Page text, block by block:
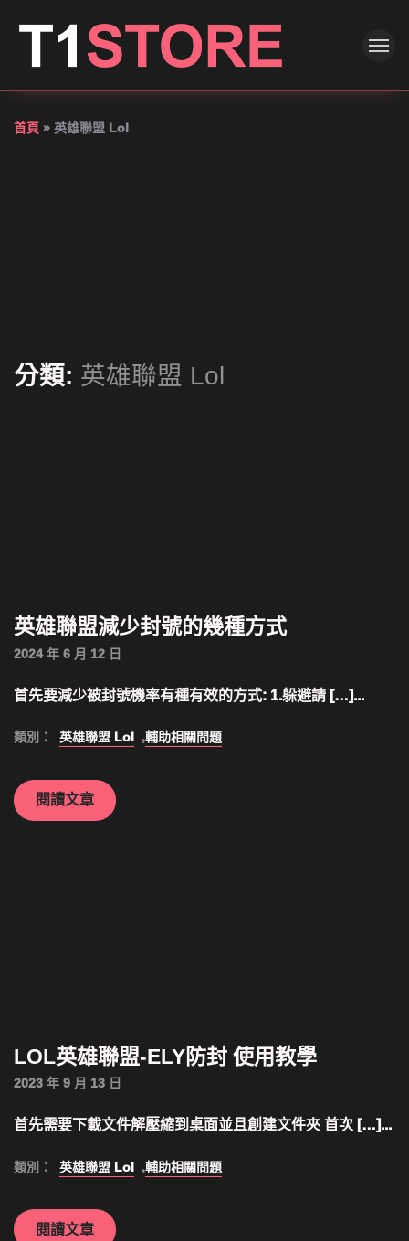
首頁 » 英雄聯盟 Lol
分類: 英雄聯盟 Lol
英雄聯盟減少封號的幾種方式
2024 年 6 月 12 日
首先要減少被封號機率有種有效的方式: 1.躲避請 […]...
類別： 英雄聯盟 Lol ,輔助相關問題
閱讀文章
LOL英雄聯盟-ELY防封 使用教學
2023 年 9 月 13 日
首先需要下載文件解壓縮到桌面並且創建文件夾 首次 […]...
類別： 英雄聯盟 Lol ,輔助相關問題
閱讀文章